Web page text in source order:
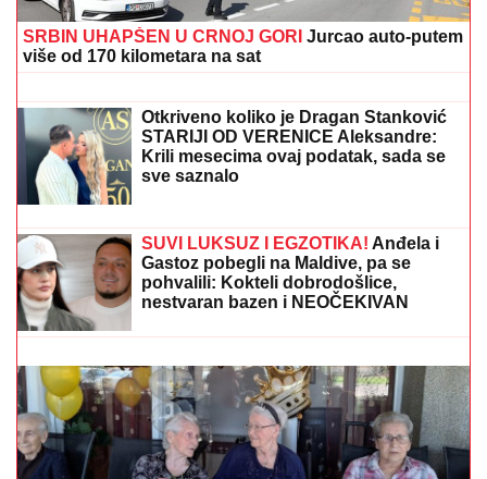
OVO JE TRAGIČNA PRIČA KOJA SE
KRIJE IZA PESME "IVANOVA
KORITA"Merima Njegomir tražila
IZMENU teksta: "Ti stihovi su
Šokantna prognoza zaprepastila
Nemačku: Ovako nešto nisu doživeli u
modernoj istoriji
SRBIN UHAPŠEN U CRNOJ GORI Jurcao auto-putem
više od 170 kilometara na sat